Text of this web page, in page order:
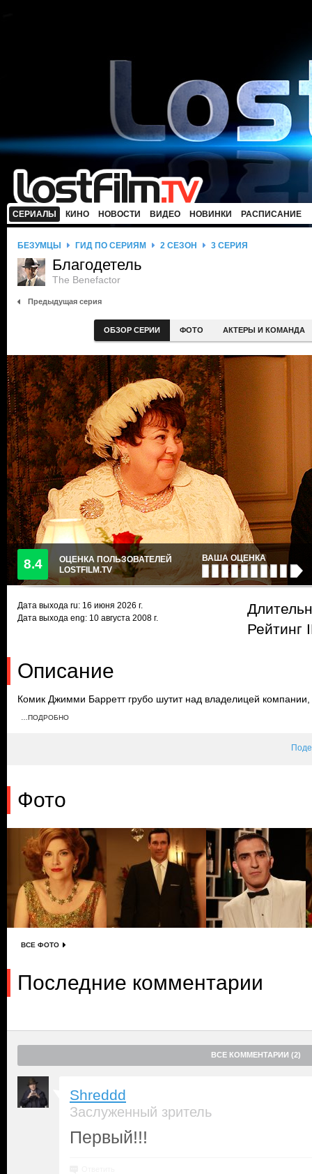
СЕРИАЛЫ КИНО НОВОСТИ ВИДЕО НОВИНКИ РАСПИСАНИЕ
БЕЗУМЦЫ ГИД ПО СЕРИЯМ 2 СЕЗОН 3 СЕРИЯ
Благодетель
The Benefactor
Предыдущая серия
ОБЗОР СЕРИИ ФОТО АКТЕРЫ И КОМАНДА
8.4
ОЦЕНКА ПОЛЬЗОВАТЕЛЕЙ
LOSTFILM.TV
ВАША ОЦЕНКА
Дата выхода ru: 16 июня 2026 г.
Дата выхода eng: 10 августа 2008 г.
Рейтинг
Описание
Комик Джимми Барретт грубо шутит над владелицей компании,
чтобы заставить его извиниться. Тем временем на занятиях
…ПОДРОБНО
Фото
ВСЕ ФОТО
Последние комментарии
ВСЕ КОММЕНТАРИИ (2)
Shreddd
Заслуженный зритель
Первый!!!